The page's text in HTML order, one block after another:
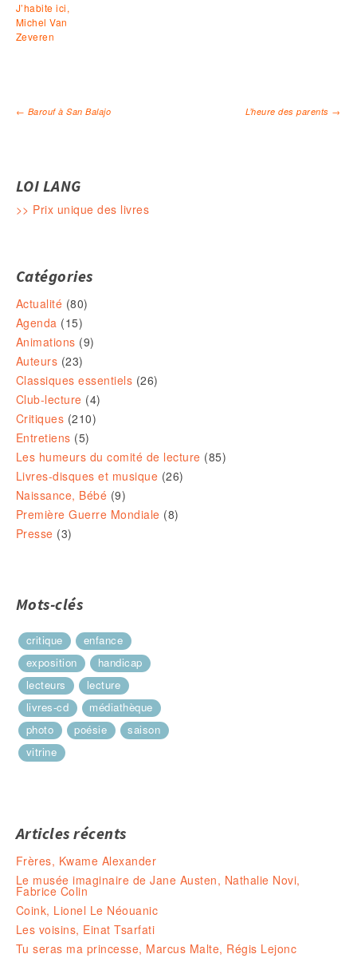
J’habite ici,
Michel Van
Zeveren
← Barouf à San Balajo L’heure des parents →
LOI LANG
>> Prix unique des livres
Catégories
Actualité (80)
Agenda (15)
Animations (9)
Auteurs (23)
Classiques essentiels (26)
Club-lecture (4)
Critiques (210)
Entretiens (5)
Les humeurs du comité de lecture (85)
Livres-disques et musique (26)
Naissance, Bébé (9)
Première Guerre Mondiale (8)
Presse (3)
Mots-clés
critique
enfance
exposition
handicap
lecteurs
lecture
livres-cd
médiathèque
photo
poésie
saison
vitrine
Articles récents
Frères, Kwame Alexander
Le musée imaginaire de Jane Austen, Nathalie Novi,
Fabrice Colin
Coink, Lionel Le Néouanic
Les voisins, Einat Tsarfati
Tu seras ma princesse, Marcus Malte, Régis Lejonc